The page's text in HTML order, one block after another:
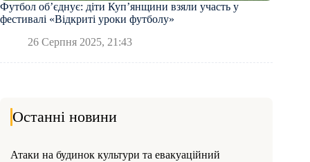
Футбол об’єднує: діти Куп’янщини взяли участь у
фестивалі «Відкриті уроки футболу»
26 Серпня 2025, 21:43
Останні новини
Атаки на будинок культури та евакуаційний